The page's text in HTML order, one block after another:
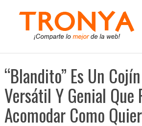
“Blandito” Es Un
Versátil Y Genial Que
Acomodar Como